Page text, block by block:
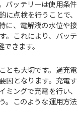
バッテリーは使用条件
点検を行うことで、
に、電解液の水位や接
。これにより、バッテ
きます。
とも大切です。過充電
因となります。充電す
ングで充電を行い、
。このような運用方法